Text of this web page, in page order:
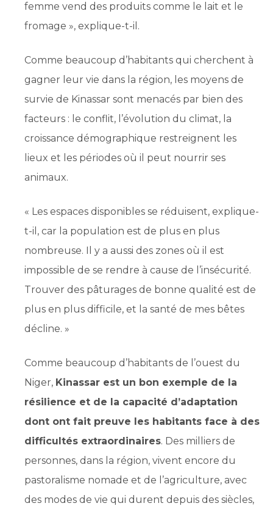
femme vend des produits comme le lait et le
fromage », explique-t-il.
Comme beaucoup d’habitants qui cherchent à
gagner leur vie dans la région, les moyens de
survie de Kinassar sont menacés par bien des
facteurs : le conflit, l’évolution du climat, la
croissance démographique restreignent les
lieux et les périodes où il peut nourrir ses
animaux.
« Les espaces disponibles se réduisent, explique-
t-il, car la population est de plus en plus
nombreuse. Il y a aussi des zones où il est
impossible de se rendre à cause de l’insécurité.
Trouver des pâturages de bonne qualité est de
plus en plus difficile, et la santé de mes bêtes
décline. »
Comme beaucoup d’habitants de l’ouest du
Niger, Kinassar est un bon exemple de la
résilience et de la capacité d’adaptation
dont ont fait preuve les habitants face à des
difficultés extraordinaires. Des milliers de
personnes, dans la région, vivent encore du
pastoralisme nomade et de l’agriculture, avec
des modes de vie qui durent depuis des siècles,